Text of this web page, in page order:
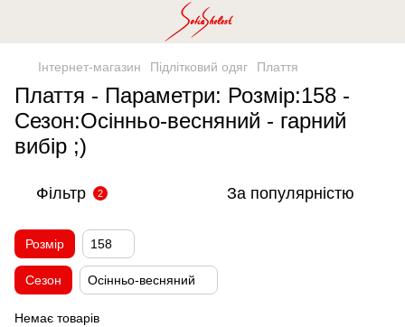
Інтернет-магазин Підлітковий одяг Плаття
Плаття - Параметри: Розмір:158 -
Сезон:Осінньо-весняний - гарний
вибір ;)
Фільтр 2 За популярністю
Розмір 158
Сезон Осінньо-весняний
Немає товарів